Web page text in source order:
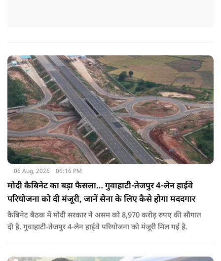
06 Aug, 2026 06:16 PM
मोदी कैबिनेट का बड़ा फैसला… गुवाहाटी-तेजपुर 4-लेन हाईवे
परियोजना को दी मंजूरी, जानें सेना के लिए कैसे होगा मददगार
कैबिनेट बैठक में मोदी सरकार ने असम को 8,970 करोड़ रुपए की सौगात
दी है. गुवाहाटी-तेजपुर 4-लेन हाईवे परियोजना को मंजूरी मिल गई है.